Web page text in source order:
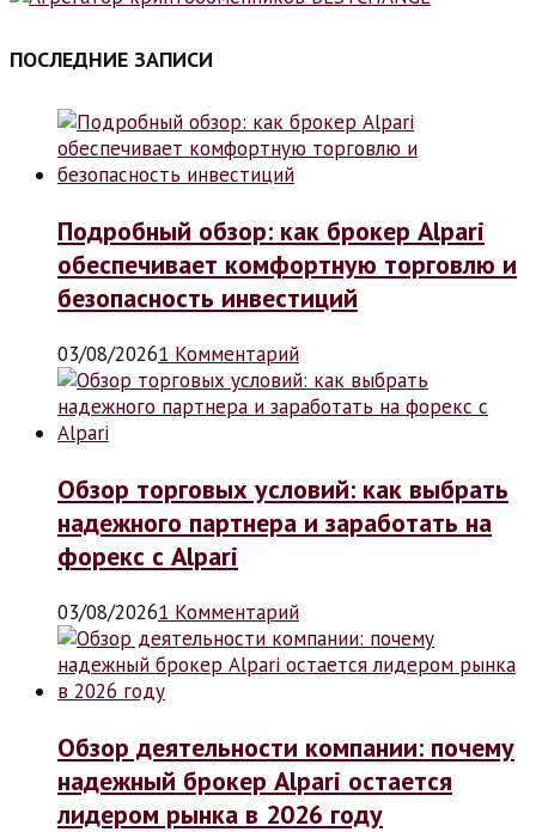
ПОСЛЕДНИЕ ЗАПИСИ
Подробный обзор: как брокер Alpari
обеспечивает комфортную торговлю и
безопасность инвестиций
03/08/20261 Комментарий
Обзор торговых условий: как выбрать
надежного партнера и заработать на
форекс с Alpari
03/08/20261 Комментарий
Обзор деятельности компании: почему
надежный брокер Alpari остается
лидером рынка в 2026 году